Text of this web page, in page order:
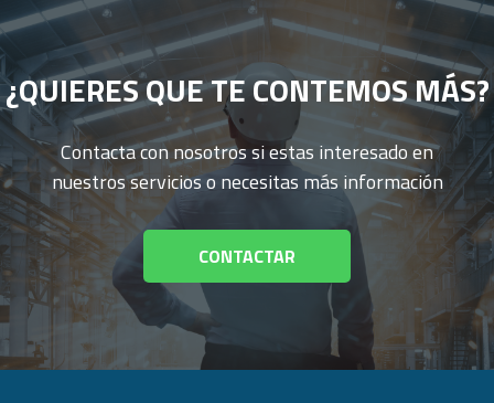
¿QUIERES QUE TE CONTEMOS MÁS?
Contacta con nosotros si estas interesado en
nuestros servicios o necesitas más información
CONTACTAR